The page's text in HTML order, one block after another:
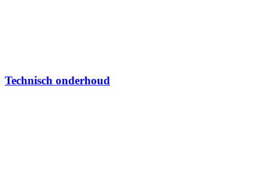
Technisch onderhoud